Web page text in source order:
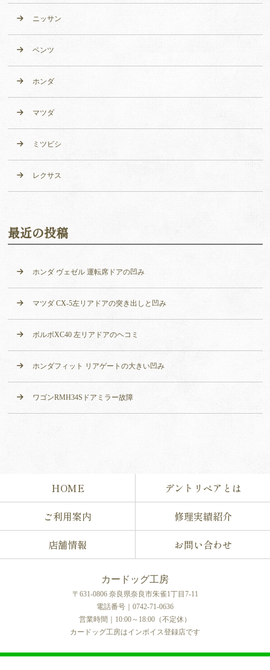
ニッサン
ベンツ
ホンダ
マツダ
ミツビシ
レクサス
最近の投稿
ホンダ ヴェゼル 運転席ドアの凹み
マツダ CX-5左リアドアの突き出しと凹み
ボルボXC40 左リアドアのヘコミ
ホンダフィット リアゲートの大きい凹み
ワゴンRMH34Sドアミラー故障
HOME
デントリペアとは
ご利用案内
修理実績紹介
店舗情報
お問い合わせ
カードッグ工房
〒631-0806 奈良県奈良市朱雀1丁目7-11
電話番号｜0742-71-0636
営業時間｜10:00～18:00（不定休）
カードッグ工房はインボイス登録店です